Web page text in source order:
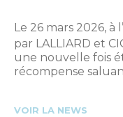
Le 26 mars 2026, à
par LALLIARD et
une nouvelle fois
récompense
VOIR LA NEWS